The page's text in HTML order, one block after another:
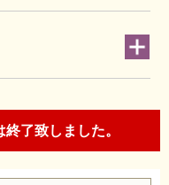
了致しました。